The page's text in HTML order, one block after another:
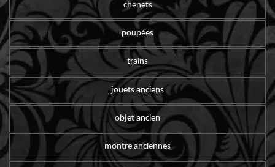
chenets
poupées
trains
jouets anciens
objet ancien
montre anciennes